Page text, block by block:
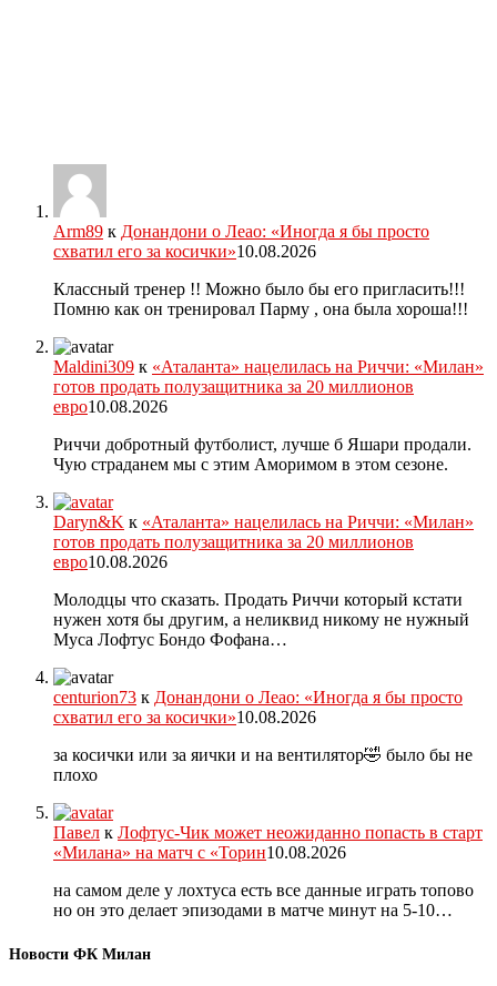
Arm89 к Донандони о Леао: «Иногда я бы просто
схватил его за косички»10.08.2026
Классный тренер !! Можно было бы его пригласить!!!
Помню как он тренировал Парму , она была хороша!!!
Maldini309 к «Аталанта» нацелилась на Риччи: «Милан»
готов продать полузащитника за 20 миллионов
евро10.08.2026
Риччи добротный футболист, лучше б Яшари продали.
Чую страданем мы с этим Аморимом в этом сезоне.
Daryn&K к «Аталанта» нацелилась на Риччи: «Милан»
готов продать полузащитника за 20 миллионов
евро10.08.2026
Молодцы что сказать. Продать Риччи который кстати
нужен хотя бы другим, а неликвид никому не нужный
Муса Лофтус Бондо Фофана…
centurion73 к Донандони о Леао: «Иногда я бы просто
схватил его за косички»10.08.2026
за косички или за яички и на вентилятор🤣 было бы не
плохо
Павел к Лофтус-Чик может неожиданно попасть в старт
«Милана» на матч с «Торин10.08.2026
на самом деле у лохтуса есть все данные играть топово
но он это делает эпизодами в матче минут на 5-10…
Новости ФК Милан